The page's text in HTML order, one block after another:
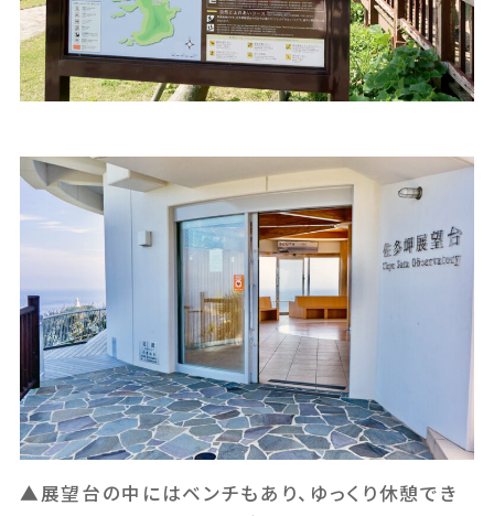
▲展望台の中にはベンチもあり、ゆっくり休憩でき